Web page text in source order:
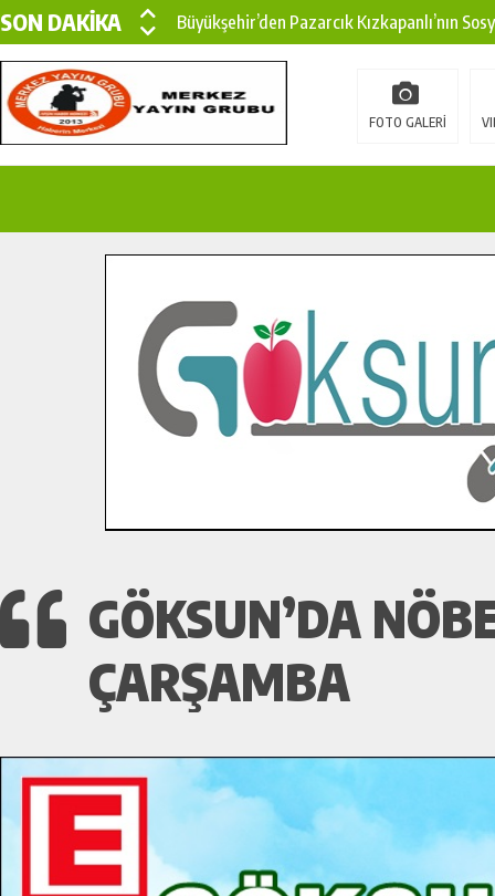
SON DAKİKA
Büyükşehir’den Pazarcık Kızkapanlı’nın
Büyükşehir’den Pazarcık Kırsalına Modern
Çin’den KSÜ’ye Uluslararası Başarı:
İlçe Jandarma Komutanı Karakaya’dan
Bertiz’in Yeni Köprüsünde Sona Doğru.
FOTO GALERİ
GÖKSUN’DA
ÇARŞAMBA